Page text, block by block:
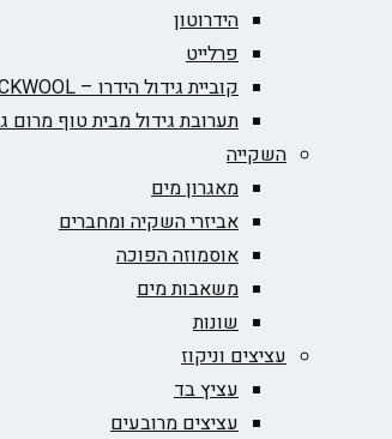
הידרוטון
פרלייט
קוביית גידול הידרו – ROCKWOOL‏
תערובת גידול מבית טוף מרום
השקייה
מאגרון מים
אביזרי השקיה ומחברים
אוסמוזה הפוכה
משאבות מים
שונות
עציצים וניקוז
עציץ בד
עציצים מרובעים